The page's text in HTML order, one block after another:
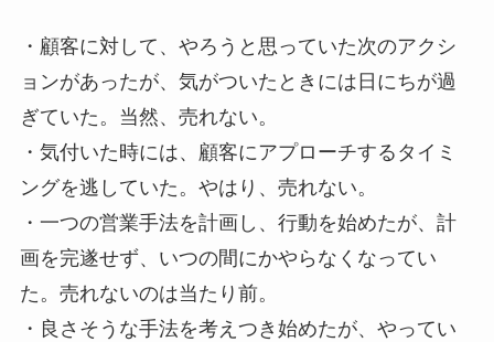
・顧客に対して、やろうと思っていた次のアクシ
ョンがあったが、気がついたときには日にちが過
ぎていた。当然、売れない。
・気付いた時には、顧客にアプローチするタイミ
ングを逃していた。やはり、売れない。
・一つの営業手法を計画し、行動を始めたが、計
画を完遂せず、いつの間にかやらなくなってい
た。売れないのは当たり前。
・良さそうな手法を考えつき始めたが、やってい